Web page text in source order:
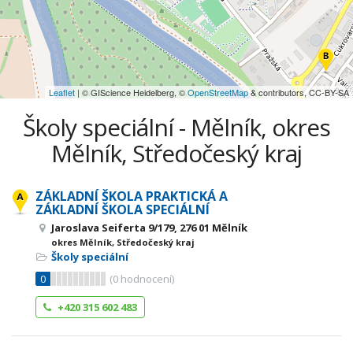
Leaflet | © GIScience Heidelberg, ©OpenStreetMap& contributors, CC-BY-SA
Školy speciální - Mělník, okres
Mělník, Středočeský kraj
ZÁKLADNÍ ŠKOLA PRAKTICKÁ A
ZÁKLADNÍ ŠKOLA SPECIÁLNÍ
Jaroslava Seiferta 9/179, 276 01 Mělník
okres Mělník, Středočeský kraj
Školy speciální
0
(0 hodnocení)
+420 315 602 483